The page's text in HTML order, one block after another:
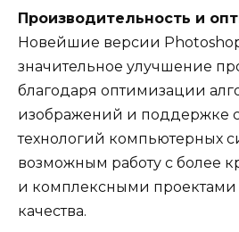
Производительность и
Новейшие версии
значительное улучшение
благодаря оптимизации
изображений и поддержке
технологий компьютерных
возможным работу с более
и комплексными проектами
качества.